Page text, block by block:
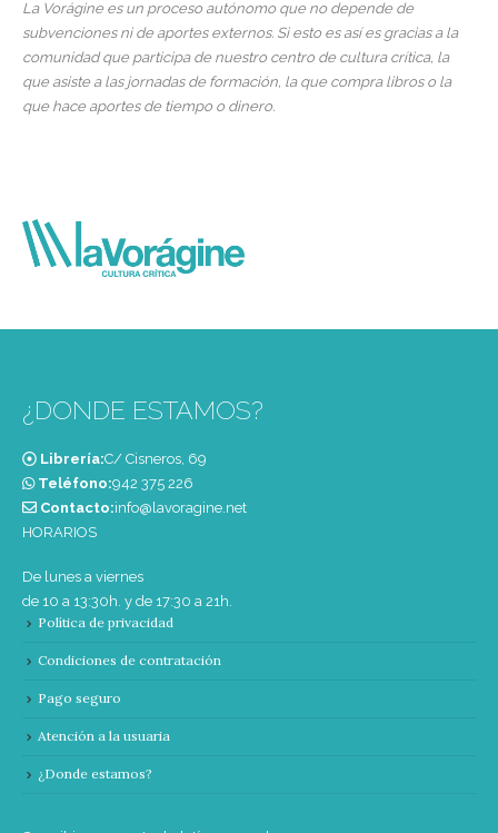
La Vorágine es un proceso autónomo que no depende de
subvenciones ni de aportes externos. Si esto es así es gracias a la
comunidad que participa de nuestro centro de cultura crítica, la
que asiste a las jornadas de formación, la que compra libros o la
que hace aportes de tiempo o dinero.
¿DONDE ESTAMOS?
Librería:C/ Cisneros, 69
Teléfono:‭942 375 226‬
Contacto:info@lavoragine.net
HORARIOS
De lunes a viernes
de 10 a 13:30h. y de 17:30 a 21h.
Política de privacidad
Condiciones de contratación
Pago seguro
Atención a la usuaria
¿Donde estamos?